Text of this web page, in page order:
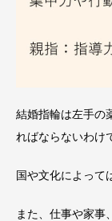
結婚指輪は左手の
ればならないわけ
国や文化によって
また、仕事や家事